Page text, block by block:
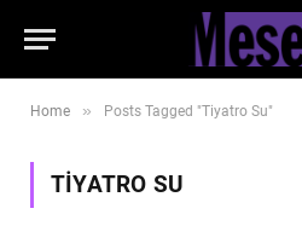
Home » Posts Tagged "Tiyatro Su"
TIYATRO SU